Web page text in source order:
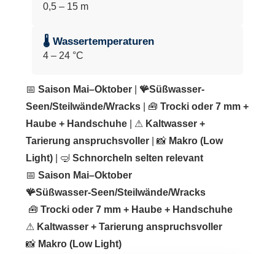
0,5 – 15 m
🌡 Wassertemperaturen
4 – 24 °C
📅Saison Mai–Oktober 🪸Süßwasser-
Seen/Steilwände/Wracks | 🧰Trocki oder 7 mm +
Haube + Handschuhe | ⚠ Kaltwasser +
Tarierung anspruchsvoller | 📸 Makro (Low
Light) | 🤿Schnorcheln selten relevant
📅Saison Mai–Oktober
🪸Süßwasser-Seen/Steilwände/Wracks
🧰Trocki oder 7 mm + Haube + Handschuhe
⚠ Kaltwasser + Tarierung anspruchsvoller
📸 Makro (Low Light)